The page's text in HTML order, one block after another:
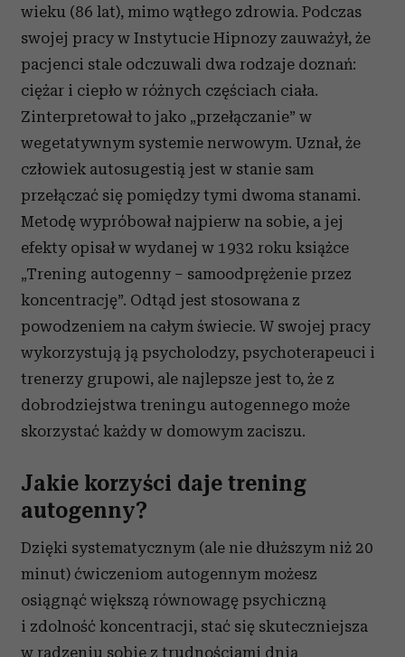
wieku (86 lat), mimo wątłego zdrowia. Podczas
swojej pracy w Instytucie Hipnozy zauważył, że
pacjenci stale odczuwali dwa rodzaje doznań:
ciężar i ciepło w różnych częściach ciała.
Zinterpretował to jako „przełączanie” w
wegetatywnym systemie nerwowym. Uznał, że
człowiek autosugestią jest w stanie sam
przełączać się pomiędzy tymi dwoma stanami.
Metodę wypróbował najpierw na sobie, a jej
efekty opisał w wydanej w 1932 roku książce
„Trening autogenny – samoodprężenie przez
koncentrację”. Odtąd jest stosowana z
powodzeniem na całym świecie. W swojej pracy
wykorzystują ją psycholodzy, psychoterapeuci i
trenerzy grupowi, ale najlepsze jest to, że z
dobrodziejstwa treningu autogennego może
skorzystać każdy w domowym zaciszu.
Jakie korzyści daje trening
autogenny?
Dzięki systematycznym (ale nie dłuższym niż 20
minut) ćwiczeniom autogennym możesz
osiągnąć większą równowagę psychiczną
i zdolność koncentracji, stać się skuteczniejsza
w radzeniu sobie z trudnościami dnia